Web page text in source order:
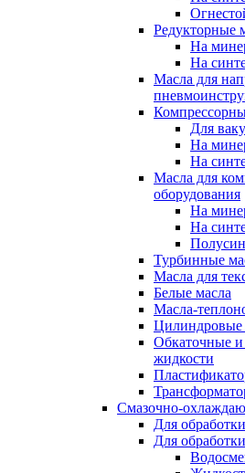
Редукторные
На
На
Масла для
Для
На
На
Масла для
оборудования
На
На
Турбинные
Масла для
Белые масла
Масла-
Цилиндровые
Обкаточные
жидкости
Смазочно-
Для
Для